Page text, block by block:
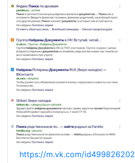
https://m.vk.com/id499826202